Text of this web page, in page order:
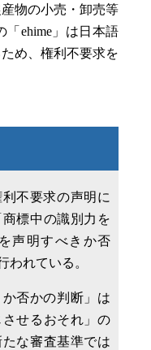
物の小売・卸売等
ehime」は日本語
め、権利不要求を
不要求の声明に
標中の識別力を
声明すべきか否
われている。
か否かの判断」は
させるおそれ」の
な審査基準では